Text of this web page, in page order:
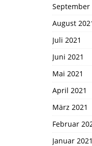
September
August
Juli 2021
Juni 2021
Mai 2021
April 2021
März 2021
Februar
Januar 2021